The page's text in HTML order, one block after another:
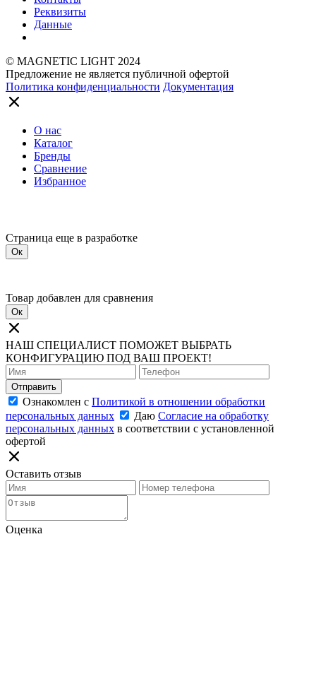
Реквизиты
Данные
© MAGNETIC LIGHT 2024
Предложение не является публичной офертой
Политика конфиденциальности Документация
О нас
Каталог
Бренды
Сравнение
Избранное
Страница еще в разработке
Ок
Товар добавлен для сравнения
Ок
НАШ СПЕЦИАЛИСТ ПОМОЖЕТ ВЫБРАТЬ
КОНФИГУРАЦИЮ ПОД ВАШ ПРОЕКТ!
Отправить
Ознакомлен с Политикой в отношении обработки
персональных данных
Даю Согласие на обработку
персональных данных в соответствии с установленной
офертой
Оставить отзыв
Оценка